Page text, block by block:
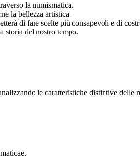
la numismatica.
la bellezza artistica.
di fare scelte più consapevoli e di
storia del nostro tempo.
le caratteristiche distintive delle